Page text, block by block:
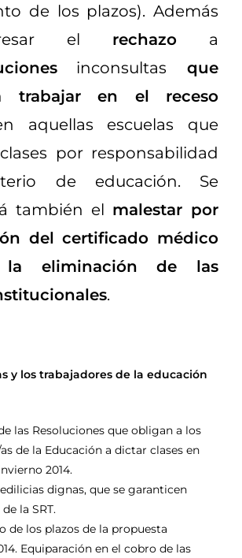
de los plazos). Además
el rechazo a
inconsultas que
trabajar en el receso
aquellas escuelas que
por responsabilidad
de educación. Se
también el malestar por
del certificado médico
eliminación de las
.
y los trabajadores de la educación
las Resoluciones que obligan a los
de la Educación a dictar clases en
2014.
dignas, que se garanticen
la SRT.
de los plazos de la propuesta
Equiparación en el cobro de las